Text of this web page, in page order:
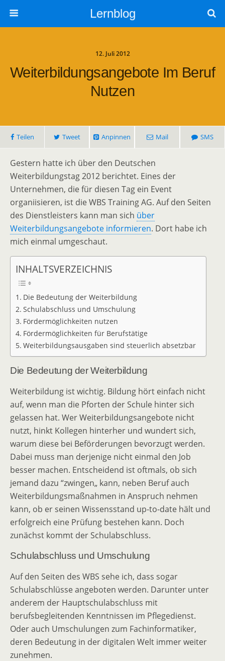
Lernblog
12. Juli 2012
Weiterbildungsangebote Im Beruf
Nutzen
Teilen Tweet Anpinnen Mail SMS
Gestern hatte ich über den Deutschen
Weiterbildungstag 2012 berichtet. Eines der
Unternehmen, die für diesen Tag ein Event
organiisieren, ist die WBS Training AG. Auf den Seiten
des Dienstleisters kann man sich über
Weiterbildungsangebote informieren. Dort habe ich
mich einmal umgeschaut.
INHALTSVERZEICHNIS
Die Bedeutung der Weiterbildung
Schulabschluss und Umschulung
Fördermöglichkeiten nutzen
Fördermöglichkeiten für Berufstätige
Weiterbildungsausgaben sind steuerlich absetzbar
Die Bedeutung der Weiterbildung
Weiterbildung ist wichtig. Bildung hört einfach nicht
auf, wenn man die Pforten der Schule hinter sich
gelassen hat. Wer Weiterbildungsangebote nicht
nutzt, hinkt Kollegen hinterher und wundert sich,
warum diese bei Beförderungen bevorzugt werden.
Dabei muss man derjenige nicht einmal den Job
besser machen. Entscheidend ist oftmals, ob sich
jemand dazu “zwingen„ kann, neben Beruf auch
Weiterbildungsmaßnahmen in Anspruch nehmen
kann, ob er seinen Wissensstand up-to-date hält und
erfolgreich eine Prüfung bestehen kann. Doch
zunächst kommt der Schulabschluss.
Schulabschluss und Umschulung
Auf den Seiten des WBS sehe ich, dass sogar
Schulabschlüsse angeboten werden. Darunter unter
anderem der Hauptschulabschluss mit
berufsbegleitenden Kenntnissen im Pflegedienst.
Oder auch Umschulungen zum Fachinformatiker,
deren Bedeutung in der digitalen Welt immer weiter
zunehmen.